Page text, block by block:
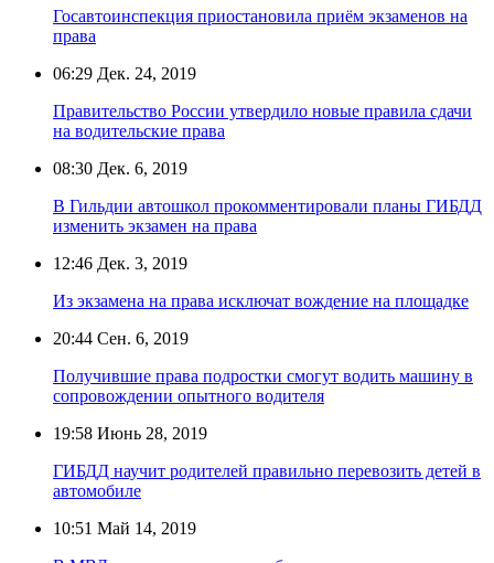
Госавтоинспекция приостановила приём экзаменов на
права
06:29 Дек. 24, 2019
Правительство России утвердило новые правила сдачи
на водительские права
08:30 Дек. 6, 2019
В Гильдии автошкол прокомментировали планы ГИБДД
изменить экзамен на права
12:46 Дек. 3, 2019
Из экзамена на права исключат вождение на площадке
20:44 Сен. 6, 2019
Получившие права подростки смогут водить машину в
сопровождении опытного водителя
19:58 Июнь 28, 2019
ГИБДД научит родителей правильно перевозить детей в
автомобиле
10:51 Май 14, 2019